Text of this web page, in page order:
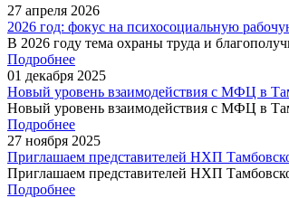
27 апреля 2026
2026 год: фокус на психосоциальную
В 2026 году тема охраны труда и
Подробнее
01 декабря 2025
Новый уровень взаимодействия с МФЦ в
Новый уровень взаимодействия с МФЦ в
Подробнее
27 ноября 2025
Приглашаем представителей НХП
Приглашаем представителей НХП
Подробнее